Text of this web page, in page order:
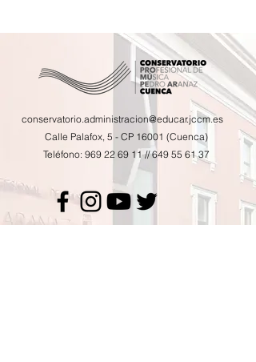
conservatorio.administracion@educar.jccm.es
Calle Palafox, 5 - CP 16001 (Cuenca)
Teléfono: 969 22 69 11//649 55 61 37